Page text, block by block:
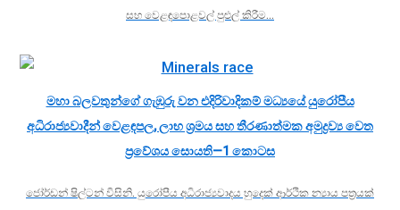
සහ වෙළඳපොළවල් පුළුල් කිරීම…
මහා බලවතුන්ගේ ගැඹුරු වන එදිරිවාදිකම් මධ්‍යයේ යුරෝපීය
අධිරාජ්‍යවාදීන් වෙළඳපල, ලාභ ශ්‍රමය සහ තීරණාත්මක අමුද්‍රව්‍ය වෙත
ප්‍රවේශය සොයති—1 කොටස
ජෝර්ඩන් ෂිල්ටන් විසිනි. යුරෝපීය අධිරාජ්‍යවාදය හුදෙක් ආර්ථික න්‍යාය පත්‍රයක්